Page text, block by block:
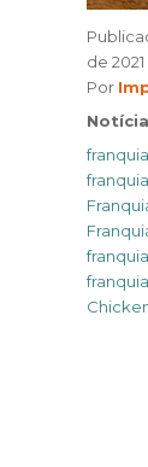
de 2021
Por
Notícia
Tags